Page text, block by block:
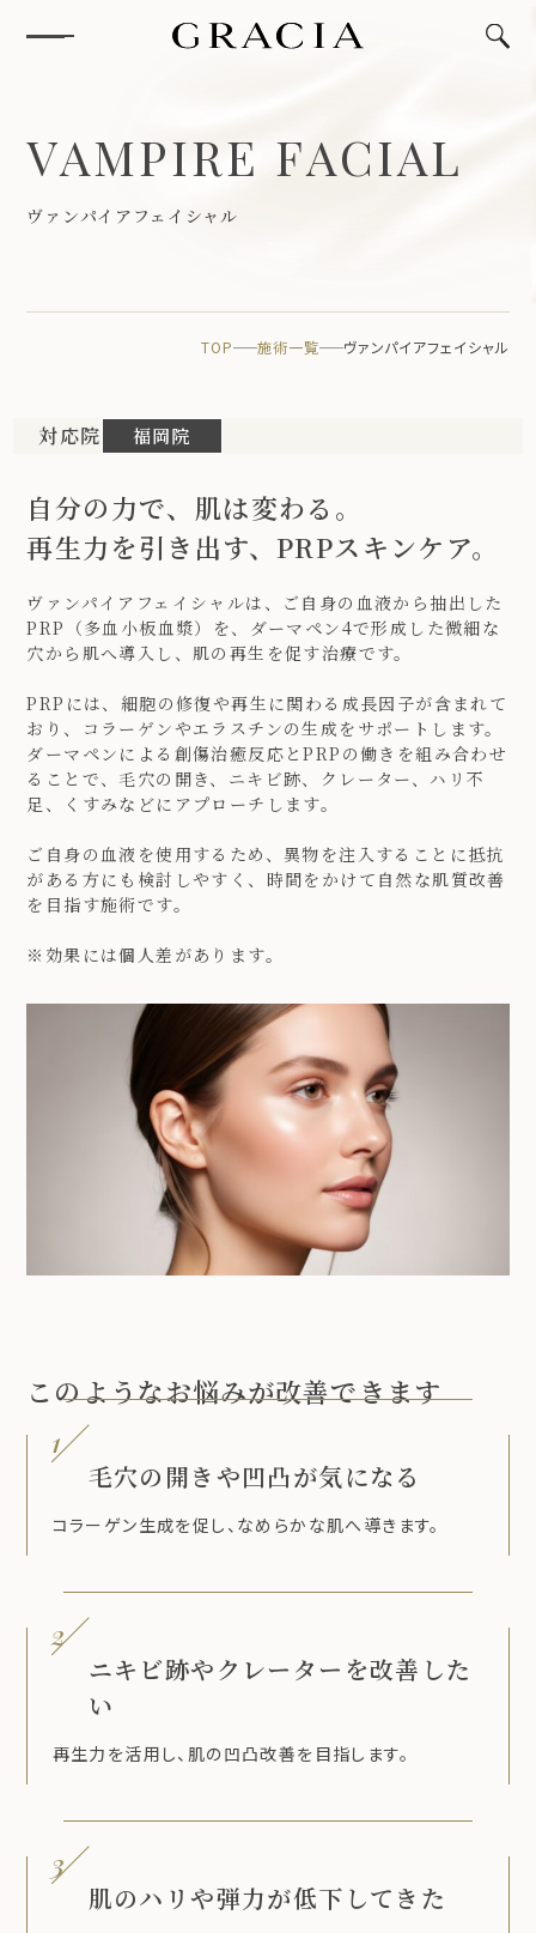
VAMPIRE FACIAL
ヴ ァ ンパイ ア フ ェ イ シャ ル
TOP 施術一覧 ヴァンパイアフェイシャル
対応院 福岡院
自分の力で、肌は変わる。
再生力を引き出す、PRPスキンケア。
ヴァンパイアフェイシャルは、ご自身の血液から抽出した
PRP（多血小板血漿）を、ダーマペン4で形成した微細な
穴から肌へ導入し、肌の再生を促す治療です。
PRPには、細胞の修復や再生に関わる成長因子が含まれて
おり、コラーゲンやエラスチンの生成をサポートします。
ダーマペンによる創傷治癒反応とPRPの働きを組み合わせ
ることで、毛穴の開き、ニキビ跡、クレーター、ハリ不
足、くすみなどにアプローチします。
ご自身の血液を使用するため、異物を注入することに抵抗
がある方にも検討しやすく、時間をかけて自然な肌質改善
を目指す施術です。
※効果には個人差があります。
このようなお悩みが改善できます
1
毛穴の開きや凹凸が気になる
コラーゲン生成を促し、なめらかな肌へ導きます。
2
ニキビ跡やクレーターを改善した
い
再生力を活用し、肌の凹凸改善を目指します。
3
肌のハリや弾力が低下してきた